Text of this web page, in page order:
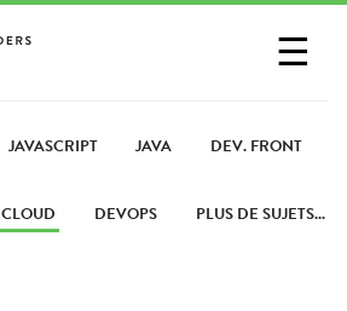
☰
PARTAGER UN LIEN
JAVASCRIPT JAVA DEV. FRONT
CLOUD DEVOPS PLUS DE SUJETS...